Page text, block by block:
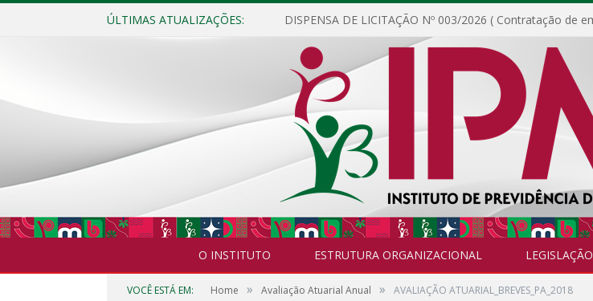
ÚLTIMAS ATUALIZAÇÕES:
O INSTITUTO ESTRUTURA ORGANIZACIONAL LEGISLAÇÃO
VOCÊ ESTÁ EM: Home » Avaliação Atuarial Anual » AVALIAÇÃO ATUARIAL_BREVES_PA_2018